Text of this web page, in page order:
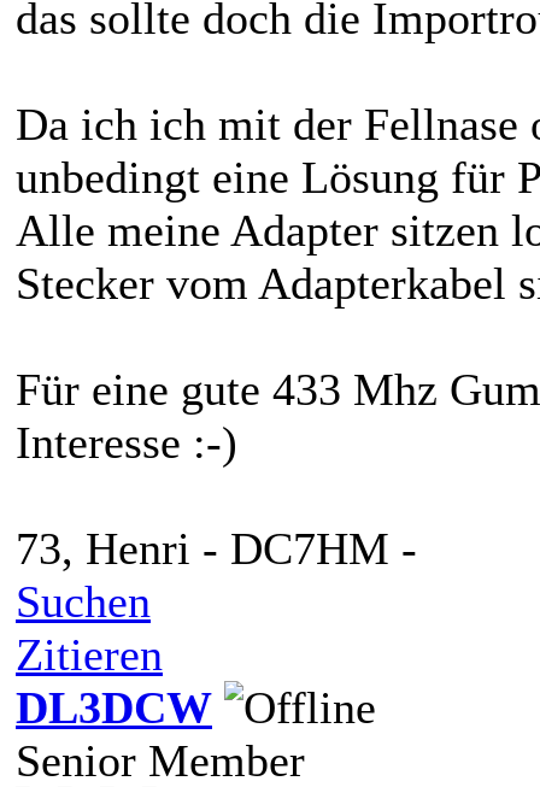
das sollte doch die
Da ich ich mit der Fellnase
unbedingt eine Lösung für
Alle meine Adapter sitzen
Stecker vom Adapterkabel
Für eine gute 433 Mhz
Interesse :-)
73, Henri - DC7HM -
Suchen
Zitieren
DL3DCW
Senior Member